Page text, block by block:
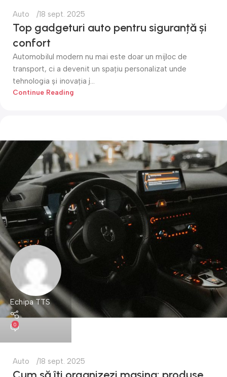
Auto 18 sept. 2025
Top gadgeturi auto pentru siguranță și
confort
Automobilul modern nu mai este doar un mijloc de
transport, ci a devenit un spațiu personalizat unde
tehnologia și inovația j...
Continue Reading
Echipa TTS
0
Auto 18 sept. 2025